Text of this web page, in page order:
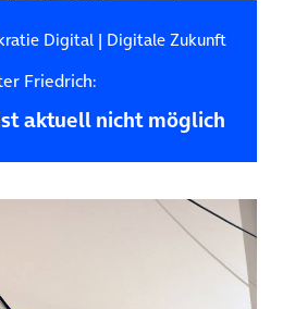
Digital| Digitale Zukunft
Friedrich:
aktuell nicht möglich